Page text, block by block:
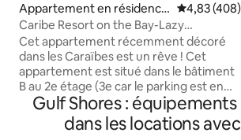
Appartement en résidence
⋅ Orange Beach
Évaluation
4,83 (408)
Caribe Resort on the Bay-Lazy
River/Cabanas! B208
Cet appartement récemment décoré
dans les Caraïbes est un rêve ! Cet
appartement est situé dans le bâtiment
B au 2e étage (3e car le parking est en
dessous) et peut accueillir 8 personnes
confortablement. La nouvelle télévision
de 65 pouces est équipée de toutes les
Gulf Shores :
dans les locations